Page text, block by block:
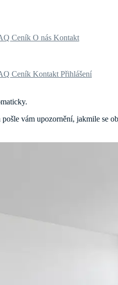
Ceník O nás Kontakt
Ceník Kontakt Přihlášení
vám upozornění, jakmile se